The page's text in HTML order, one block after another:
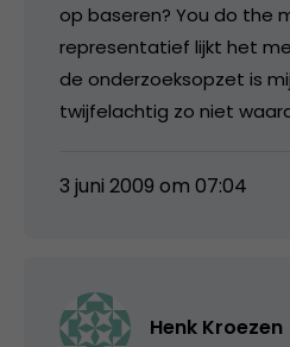
op baseren? You do the
representatief lijkt het
de onderzoeksopzet is
twijfelachtig zo niet
3 juni 2009 om 07:04
Henk Kroezen